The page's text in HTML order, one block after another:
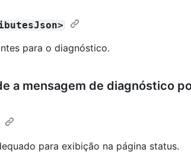
para o diagnóstico.
a mensagem de diagnóstico
para exibição na página status.